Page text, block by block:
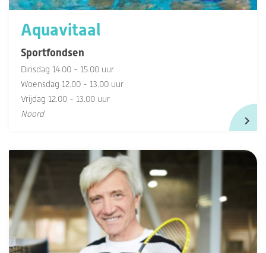
Aquavitaal
Sportfondsen
Dinsdag 14.00 - 15.00 uur
Woensdag 12.00 - 13.00 uur
Vrijdag 12.00 - 13.00 uur
Noord